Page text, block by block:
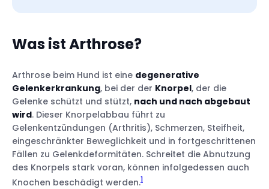
Was ist Arthrose?
Arthrose beim Hund ist eine degenerative
Gelenkerkrankung, bei der der Knorpel, der die
Gelenke schützt und stützt, nach und nach abgebaut
wird. Dieser Knorpelabbau führt zu
Gelenkentzündungen (Arthritis), Schmerzen, Steifheit,
eingeschränkter Beweglichkeit und in fortgeschrittenen
Fällen zu Gelenkdeformitäten. Schreitet die Abnutzung
des Knorpels stark voran, können infolgedessen auch
Knochen beschädigt werden.1